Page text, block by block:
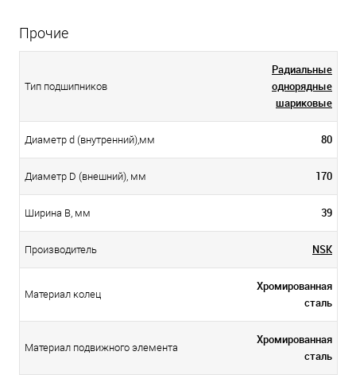
Прочие
Тип подшипников
Радиальные
однорядные
шариковые
Диаметр d (внутренний),мм 80
Диаметр D (внешний), мм 170
Ширина B, мм 39
Производитель NSK
Материал колец
Хромированная
сталь
Материал подвижного элемента
Хромированная
сталь